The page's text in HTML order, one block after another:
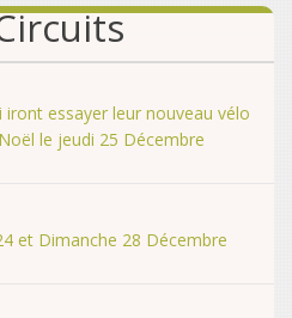
iront essayer leur nouveau vélo
le jeudi 25 Décembre
et Dimanche 28 Décembre